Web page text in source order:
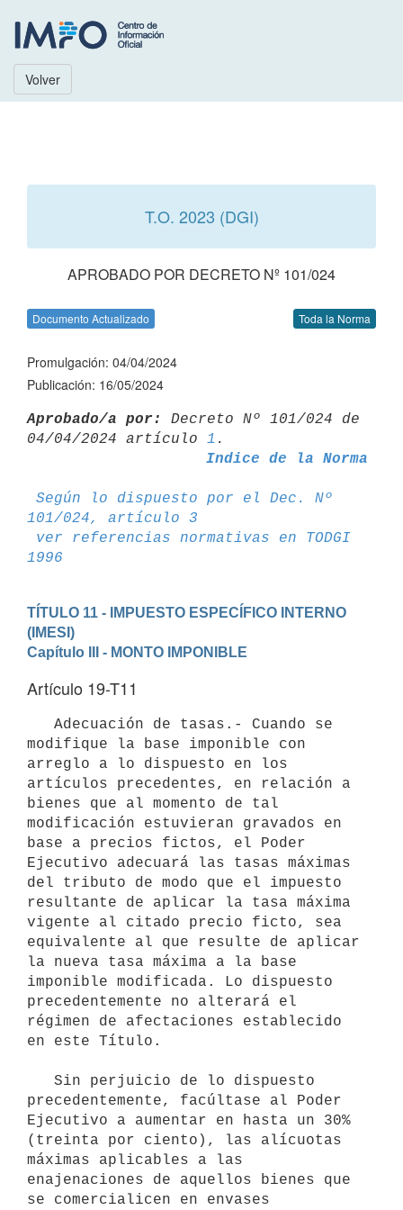
Volver
T.O. 2023 (DGI)
APROBADO POR DECRETO Nº 101/024
Documento Actualizado Toda la Norma
Promulgación: 04/04/2024
Publicación: 16/05/2024
Aprobado/a por:
Decreto Nº 101/024 de
04/04/2024 artículo 1
Indice de la Norma
Según lo dispuesto por el Dec. Nº
101/024, artículo 3
ver referencias normativas en TODGI
1996
TÍTULO 11 - IMPUESTO ESPECÍFICO INTERNO
(IMESI)
Capítulo III - MONTO IMPONIBLE
Artículo 19-T11
modifique la base imponible con
arreglo a lo dispuesto en los
artículos precedentes, en relación a
bienes que al momento de tal
modificación estuvieran gravados en
base a precios fictos, el Poder
Ejecutivo adecuará las tasas máximas
del tributo de modo que el impuesto
resultante de aplicar la tasa máxima
vigente al citado precio ficto, sea
equivalente al que resulte de aplicar
la nueva tasa máxima a la base
imponible modificada. Lo dispuesto
precedentemente no alterará el
régimen de afectaciones establecido
en este Título.
precedentemente, facúltase al Poder
Ejecutivo a aumentar en hasta un 30%
(treinta por ciento), las alícuotas
máximas aplicables a las
enajenaciones de aquellos bienes que
se comercialicen en envases